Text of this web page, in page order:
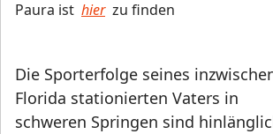
Paura ist hierzu finden
Die Sporterfolge seines
Florida stationierten Vaters in
schweren Springen sind